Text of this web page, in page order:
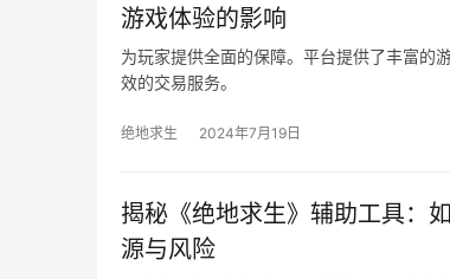
游戏体验的影响
为玩家提供全面的保障。平台提供了丰富的
效的交易服务。
绝地求生 2024年7月19日
揭秘《绝地求生》辅助工具：
源与风险